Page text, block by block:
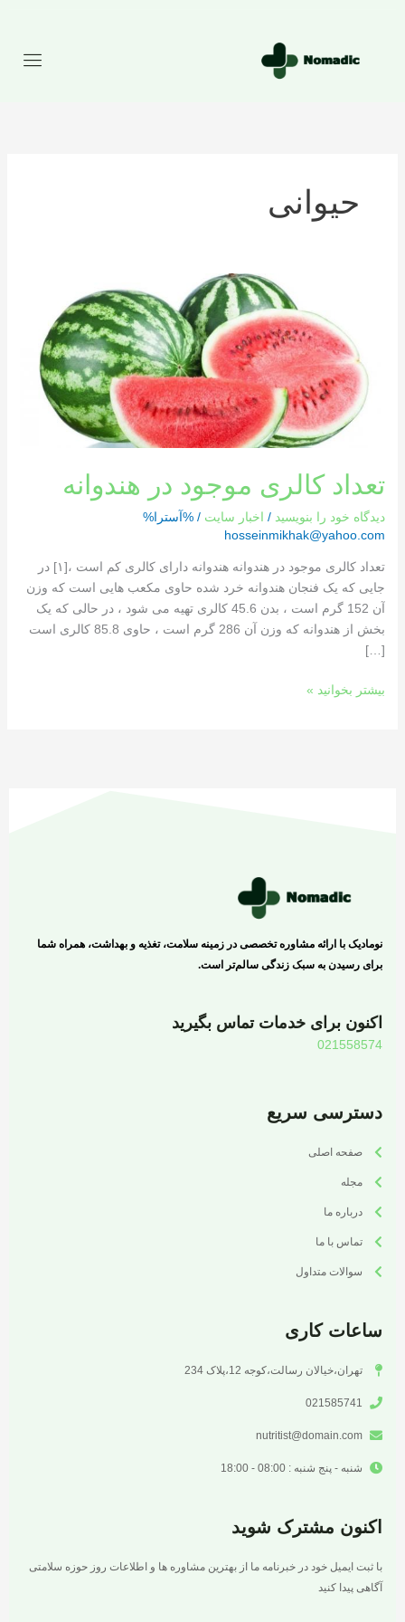
حیوانی
تعداد کالری موجود در هندوانه
دیدگاه‌ خود را بنویسید / اخبار سایت / %آسترا%
hosseinmikhak@yahoo.com
تعداد کالری موجود در هندوانه هندوانه دارای کالری کم است ،[١] در
جایی که یک فنجان هندوانه خرد شده حاوی مکعب هایی است که وزن
آن 152 گرم است ، بدن 45.6 کالری تهیه می شود ، در حالی که یک
بخش از هندوانه که وزن آن 286 گرم است ، حاوی 85.8 کالری است
[…]
هندوانه
بیشتر بخوانید »
نومادیک با ارائه مشاوره تخصصی در زمینه سلامت، تغذیه و بهداشت، همراه شما
برای رسیدن به سبک زندگی سالم‌تر است.
اکنون برای خدمات تماس بگیرید
021558574
دسترسی سریع
صفحه اصلی
مجله
درباره ما
تماس با ما
سوالات متداول
ساعات کاری
تهران،خیالان رسالت،کوجه 12،پلاک 234
021585741
nutritist@domain.com
شنبه - پنج شنبه : 08:00 - 18:00
اکنون مشترک شوید
با ثبت ایمیل خود در خبرنامه ما از بهترین مشاوره ها و اطلاعات روز حوزه سلامتی
آگاهی پیدا کنید